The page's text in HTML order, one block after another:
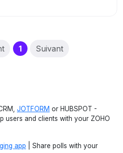
1(current)
Suivant
JOTFORM or HUBSPOT -
users and clients with your ZOHO
app | Share polls with your